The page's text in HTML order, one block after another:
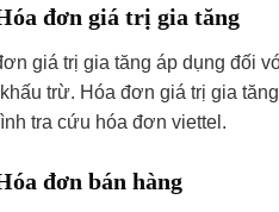
đơn giá trị gia tăng
giá trị gia tăng áp dụng đối
trừ. Hóa đơn giá trị gia
tra cứu hóa đơn viettel.
đơn bán hàng